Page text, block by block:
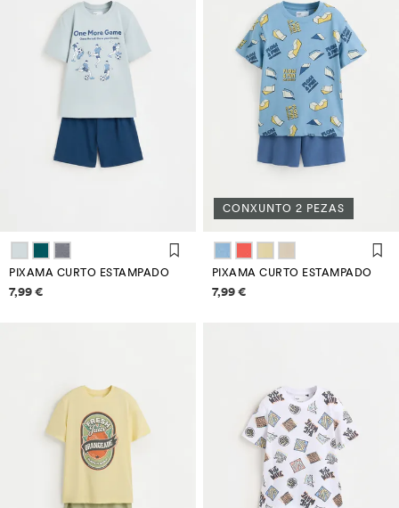
PIXAMA CURTO ESTAMPADO
Información de prezos
7,99 €
CONXUNTO 2 PEZAS
PIXAMA CURTO ESTAMPADO
Información de prezos
7,99 €